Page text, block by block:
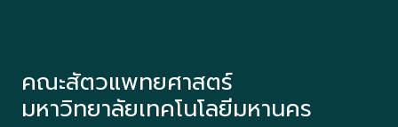
คณะสัตวแพทยศาสตร์
มหาวิทยาลัยเทคโนโลยีมหานคร